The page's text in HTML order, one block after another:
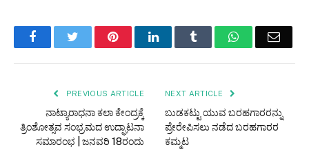
FacebookTwitter PinterestLinkedInTumblr WhatsAppEmail
PREVIOUS ARTICLE
ನಾಟ್ಯಾರಾಧನಾ ಕಲಾ ಕೇಂದ್ರಕ್ಕೆ
ತ್ರಿಂಶೋತ್ಸವ ಸಂಭ್ರಮದ ಉದ್ಘಾಟನಾ
ಸಮಾರಂಭ | ಜನವರಿ 18ರಂದು
NEXT ARTICLE
ಬುಡಕಟ್ಟು ಯುವ ಬರಹಗಾರರನ್ನು
ಪ್ರೇರೇಪಿಸಲು ನಡೆದ ಬರಹಗಾರರ
ಕಮ್ಮಟ